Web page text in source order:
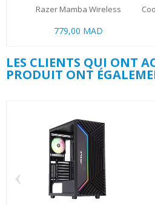
Razer Mamba Wireless
779,00 MAD
LES CLIENTS QUI ONT
PRODUIT ONT
‹